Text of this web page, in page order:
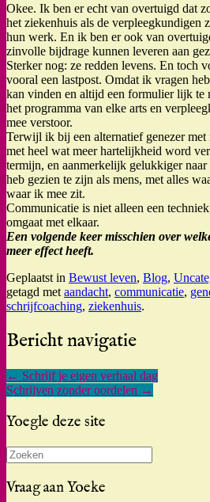
Okee. Ik ben er echt van overtuigd dat
het ziekenhuis als de verpleegkundigen
hun werk. En ik ben er ook van
zinvolle bijdrage kunnen leveren aan
Sterker nog: ze redden levens. En toch
vooral een lastpost. Omdat ik vragen
kan vinden en altijd een formulier lijk te
het programma van elke arts en
mee verstoor.
Terwijl ik bij een alternatief genezer met
met heel wat meer hartelijkheid word
termijn, en aanmerkelijk gelukkiger
heb gezien te zijn als mens, met alles
waar ik mee zit.
Communicatie is niet alleen een
omgaat met elkaar.
Een volgende keer misschien over
meer effect heeft.
Geplaatst in Bewust leven, Blog,
getagd met aandacht, communicatie,
schrijfcoaching, ziekenhuis.
Bericht navigatie
← Schrijf je eigen verhaal dag
Schrijven zonder oordelen →
Yoegle deze site
Zoeken
naar:
Vraag aan Yoeke